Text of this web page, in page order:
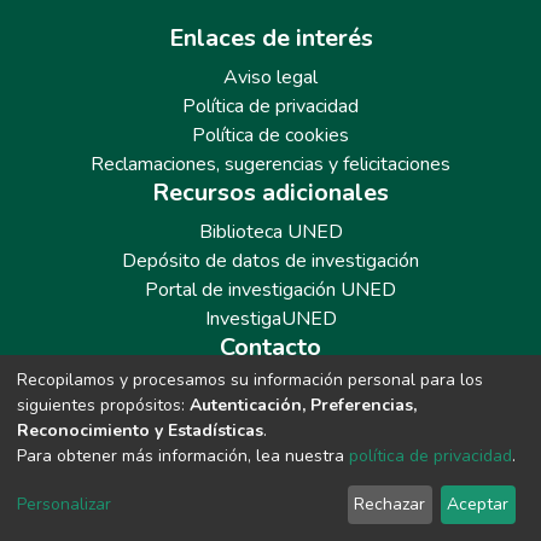
Enlaces de interés
Aviso legal
Política de privacidad
Política de cookies
Reclamaciones, sugerencias y felicitaciones
Recursos adicionales
Biblioteca UNED
Depósito de datos de investigación
Portal de investigación UNED
InvestigaUNED
Contacto
Teléfono: 913986562 / 6643 / 6633 / 8766
Correo: repositoriobiblioteca@adm.uned.es
Recopilamos y procesamos su información personal para los
siguientes propósitos: Autenticación, Preferencias,
Reconocimiento y Estadísticas.
Para obtener más información, lea nuestra política de privacidad.
Personalizar Rechazar Aceptar